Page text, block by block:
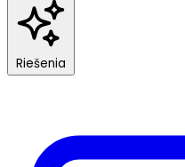
Riešenia